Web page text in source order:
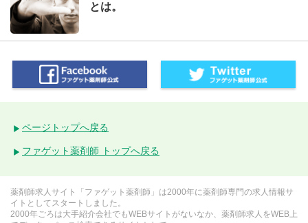
とは。
ページトップへ戻る
ファゲット薬剤師 トップへ戻る
薬剤師求人サイト「ファゲット薬剤師」は2000年に薬剤師専門の求人情報サ
イトとしてスタートしました。
2000年ごろは大手紹介会社でもWEBサイトがないなか、薬剤師求人をWEB上